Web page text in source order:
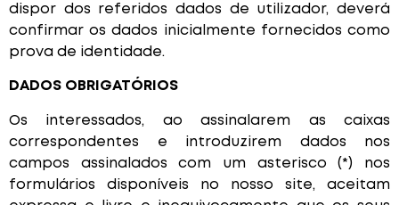
dispor dos referidos dados de utilizador, deverá
confirmar os dados inicialmente fornecidos como
prova de identidade.
DADOS OBRIGATÓRIOS
Os interessados, ao assinalarem as caixas
correspondentes e introduzirem dados nos
campos assinalados com um asterisco (*) nos
formulários disponíveis no nosso site, aceitam